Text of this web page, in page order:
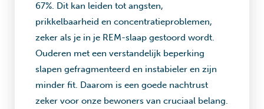
67%. Dit kan leiden tot angsten,
prikkelbaarheid en concentratieproblemen,
zeker als je in je REM-slaap gestoord wordt.
Ouderen met een verstandelijk beperking
slapen gefragmenteerd en instabieler en zijn
minder fit. Daarom is een goede nachtrust
zeker voor onze bewoners van cruciaal belang.